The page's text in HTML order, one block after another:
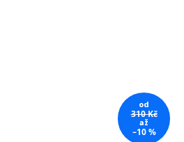
od
310 Kč
až
–10 %